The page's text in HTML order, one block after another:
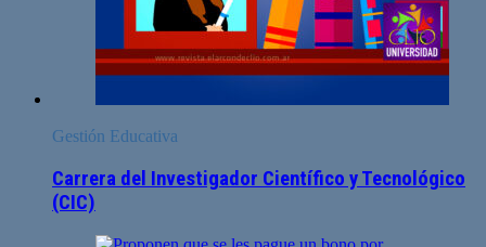
Gestión Educativa
Carrera del Investigador Científico y Tecnológico
(CIC)